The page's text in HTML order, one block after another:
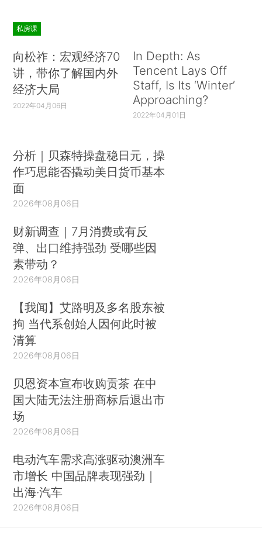
私房课
向松祚：宏观经济70
讲，带你了解国内外
经济大局
2022年04月06日
In Depth: As
Tencent Lays Off
Staff, Is Its ‘Winter’
Approaching?
2022年04月01日
分析｜贝森特操盘稳日元，操
作巧思能否撬动美日货币基本
面
2026年08月06日
财新调查｜7月消费或有反
弹、出口维持强劲 受哪些因
素带动？
2026年08月06日
【我闻】艾路明及多名股东被
拘 当代系创始人因何此时被
清算
2026年08月06日
贝恩资本宣布收购贡茶 在中
国大陆无法注册商标后退出市
场
2026年08月06日
电动汽车需求高涨驱动澳洲车
市增长 中国品牌表现强劲｜
出海·汽车
2026年08月06日